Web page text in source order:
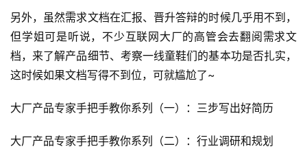
另外，虽然需求文档在汇报、晋升答辩的时候几乎用不到，
但学姐可是听说，不少互联网大厂的高管会去翻阅需求文
档，来了解产品细节、考察一线童鞋们的基本功是否扎实，
这时候如果文档写得不到位，可就尴尬了~
大厂产品专家手把手教你系列（一）：三步写出好简历
大厂产品专家手把手教你系列（二）：行业调研和规划